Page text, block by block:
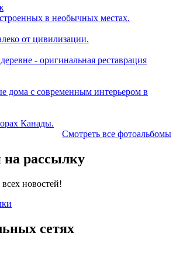
в необычных местах.
от цивилизации.
- оригинальная реставрация
дома с современным интерьером в
Канады.
Смотреть все фотоальбомы
на рассылку
новостей!
сетях